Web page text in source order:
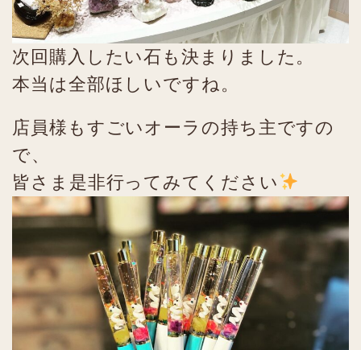
次回購入したい石も決まりました。
本当は全部ほしいですね。
店員様もすごいオーラの持ち主ですの
で、
皆さま是非行ってみてください